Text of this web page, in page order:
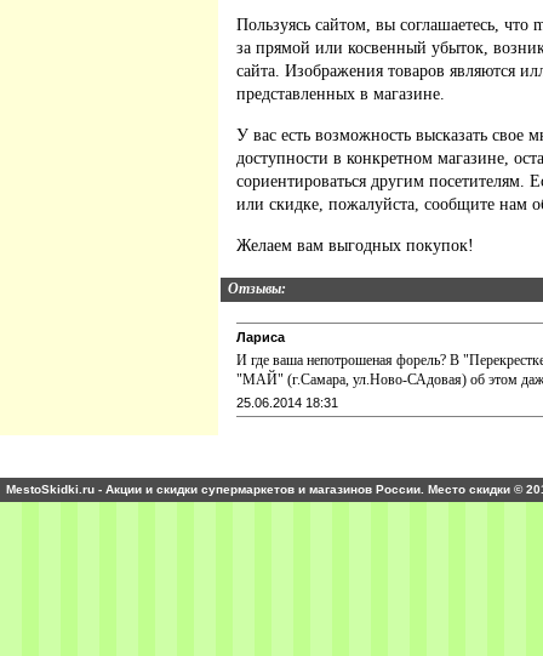
Пользуясь сайтом, вы соглашаетесь, что
за прямой или косвенный убыток,
сайта. Изображения товаров являются
представленных в магазине.
У вас есть возможность высказать свое
доступности в конкретном магазине,
сориентироваться другим
или скидке, пожалуйста, сообщите нам
Желаем вам выгодных покупок!
Отзывы:
Лариса
И где ваша непотрошеная форель? В
"МАЙ" (г.Самара, ул.Ново-САдовая) об этом
25.06.2014 18:31
MestoSkidki.ru - Акции и скидки супермаркетов и магазинов России. Место скидки ©